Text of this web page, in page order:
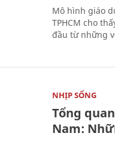
Mô hình giáo
TPHCM cho
đầu từ những
NHỊP SỐNG
Tổng
Nam: